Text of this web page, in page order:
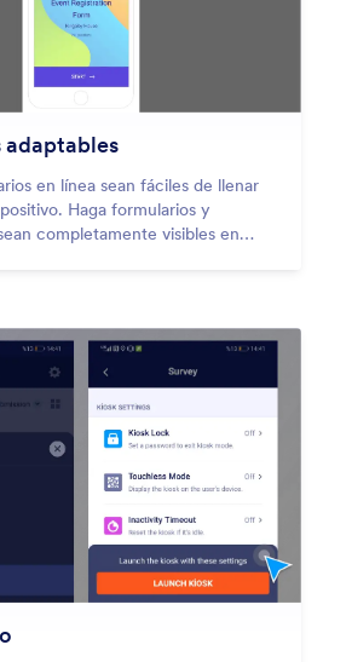
adaptables
en línea sean fáciles de llenar
Haga formularios y
completamente visibles en